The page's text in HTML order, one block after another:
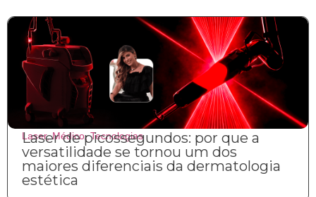
Laser,Médico,Tecnologias
Laser de picossegundos: por que a
versatilidade se tornou um dos
maiores diferenciais da dermatologia
estética